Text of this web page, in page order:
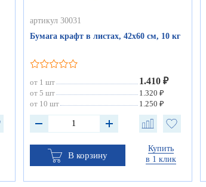
артикул 30031
Бумага крафт в листах, 42х60 см, 10 кг
от 1 шт 1.410 ₽
от 5 шт
1.320 ₽
от 10 шт
1.250 ₽
В корзину
Купить
в 1 клик